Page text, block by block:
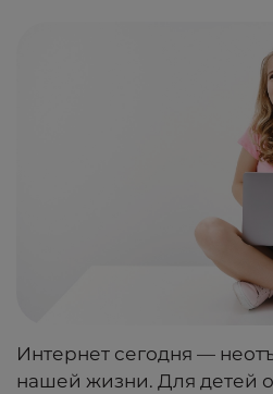
Интернет сегодня —
нашей жизни. Для детей